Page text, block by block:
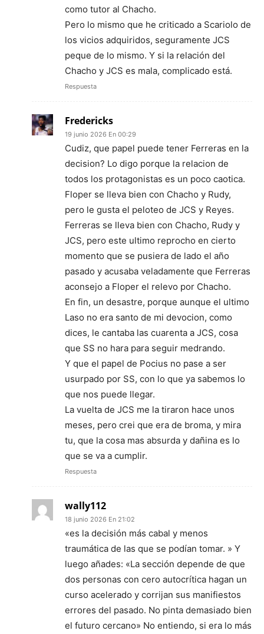
como tutor al Chacho.
Pero lo mismo que he criticado a Scariolo de
los vicios adquiridos, seguramente JCS
peque de lo mismo. Y si la relación del
Chacho y JCS es mala, complicado está.
Respuesta
Fredericks
19 junio 2026 En 00:29
Cudiz, que papel puede tener Ferreras en la
decision? Lo digo porque la relacion de
todos los protagonistas es un poco caotica.
Floper se lleva bien con Chacho y Rudy,
pero le gusta el peloteo de JCS y Reyes.
Ferreras se lleva bien con Chacho, Rudy y
JCS, pero este ultimo reprocho en cierto
momento que se pusiera de lado el año
pasado y acusaba veladamente que Ferreras
aconsejo a Floper el relevo por Chacho.
En fin, un desastre, porque aunque el ultimo
Laso no era santo de mi devocion, como
dices, le cantaba las cuarenta a JCS, cosa
que SS no hara para seguir medrando.
Y que el papel de Pocius no pase a ser
usurpado por SS, con lo que ya sabemos lo
que nos puede llegar.
La vuelta de JCS me la tiraron hace unos
meses, pero crei que era de broma, y mira
tu, que la cosa mas absurda y dañina es lo
que se va a cumplir.
Respuesta
wally112
18 junio 2026 En 21:02
«es la decisión más cabal y menos
traumática de las que se podían tomar. » Y
luego añades: «La sección depende de que
dos personas con cero autocrítica hagan un
curso acelerado y corrijan sus manifiestos
errores del pasado. No pinta demasiado bien
el futuro cercano» No entiendo, si era lo más